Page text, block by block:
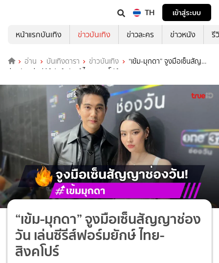
TH
เข้าสู่ระบบ
หน้าแรกบันเทิง
ข่าวบันเทิง ข่าวละคร ข่าวหนัง รี
อ่าน บันเทิงดารา ข่าวบันเทิง
“เข้ม-มุกดา” จูงมือเซ็นสัญญา
ช่องวัน เล่นซีรีส์ฟอร์มยักษ์ ไทย-สิงคโปร์
“เข้ม-มุกดา” จูงมือเซ็นสัญญาช่อง
วัน เล่นซีรีส์ฟอร์มยักษ์ ไทย-
สิงคโปร์